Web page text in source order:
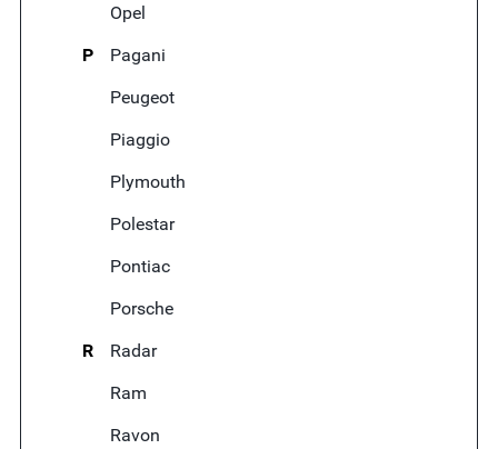
Opel
P
Pagani
Peugeot
Piaggio
Plymouth
Polestar
Pontiac
Porsche
R
Radar
Ram
Ravon